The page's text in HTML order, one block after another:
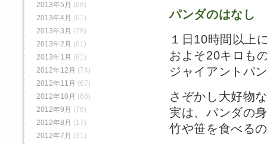
パンダのはなし
１日10時間以上
およそ20キロも
ジャイアントパ
さぞかし大好物
実は、パンダの
竹や笹を食べる
2013年5月 (68)
2013年4月 (61)
2013年3月 (78)
2013年2月 (61)
2013年1月 (61)
2012年12月 (74)
2012年11月 (67)
2012年10月 (66)
2012年9月 (76)
2012年8月 (17)
2012年7月 (31)